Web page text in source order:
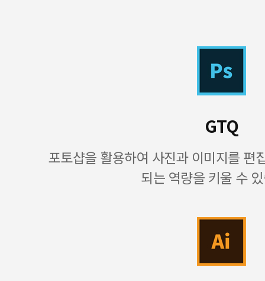
GTQ
포토샵을 활용하여 사진과 이미지를 편
되는 역량을 키울 수